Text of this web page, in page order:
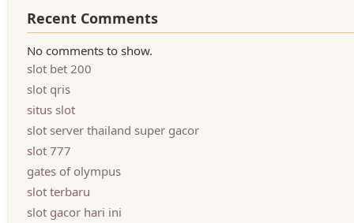
Recent Comments
No comments to show.
slot bet 200
slot qris
situs slot
slot server thailand super gacor
slot 777
gates of olympus
slot terbaru
slot gacor hari ini